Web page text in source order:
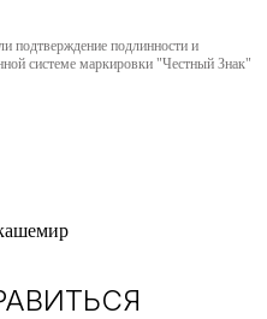
подтверждение подлинности и
системе маркировки "Честный Знак"